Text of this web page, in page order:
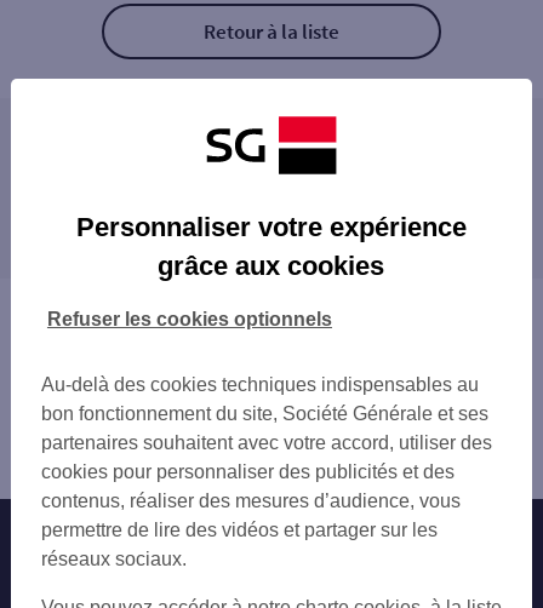
Retour à la liste
Les agences SG PRO à proximité
proximité
Vous êtes ici : Accueil
Sarrebourg
Agence SARREBOURG
Nos engagements Nous contacter
Autres sites SG
Personnaliser votre expérience
grâce aux cookies
Au-delà des cookies techniques indispensables au
bon fonctionnement du site, Société Générale et ses
partenaires souhaitent avec votre accord, utiliser des
cookies pour personnaliser des publicités et des
contenus, réaliser des mesures d’audience, vous
permettre de lire des vidéos et partager sur les
réseaux sociaux.
Refuser les cookies optionnels